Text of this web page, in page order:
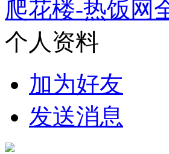
爬花楼-热饭网
个人资料
加为好友
发送消息